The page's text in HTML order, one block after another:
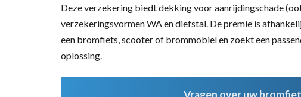
Deze verzekering biedt dekking voor aanrijdingschade
verzekeringsvormen WA en diefstal. De premie is
een bromfiets, scooter of brommobiel en zoekt een
oplossing.
Vragen over uw